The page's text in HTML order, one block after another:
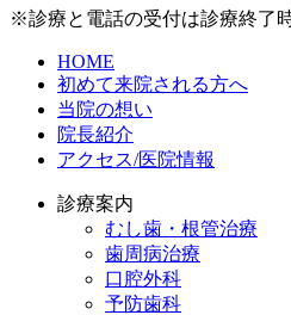
※診療と電話の受付は診療終了
HOME
初めて来院される方へ
当院の想い
院長紹介
アクセス/医院情報
診療案内
むし歯・根管治療
歯周病治療
​口腔外科
予防歯科